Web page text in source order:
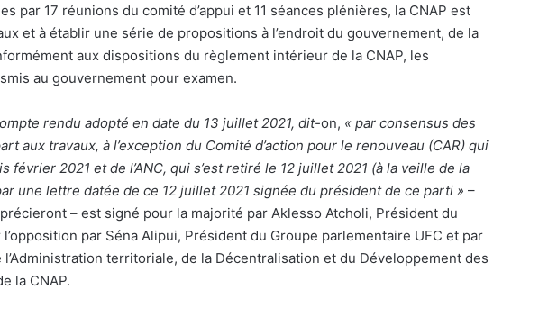
par 17 réunions du comité d’appui et 11 séances plénières, la CNAP est
et à établir une série de propositions à l’endroit du gouvernement, de la
aux dispositions du règlement intérieur de la CNAP, les
au gouvernement pour examen.
rendu adopté en date du 13 juillet 2021, dit-on, « par consensus des
aux travaux, à l’exception du Comité d’action pour le renouveau (CAR) qui
2021 et de l’ANC, qui s’est retiré le 12 juillet 2021 (à la veille de la
une lettre datée de ce 12 juillet 2021 signée du président de ce parti » –
– est signé pour la majorité par Aklesso Atcholi, Président du
par Séna Alipui, Président du Groupe parlementaire UFC et par
territoriale, de la Décentralisation et du Développement des
la CNAP.